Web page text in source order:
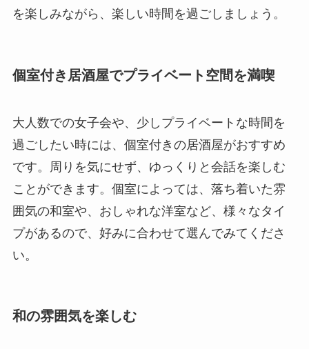
を楽しみながら、楽しい時間を過ごしましょう。
個室付き居酒屋でプライベート空間を満喫
大人数での女子会や、少しプライベートな時間を
過ごしたい時には、個室付きの居酒屋がおすすめ
です。周りを気にせず、ゆっくりと会話を楽しむ
ことができます。個室によっては、落ち着いた雰
囲気の和室や、おしゃれな洋室など、様々なタイ
プがあるので、好みに合わせて選んでみてくださ
い。
和の雰囲気を楽しむ